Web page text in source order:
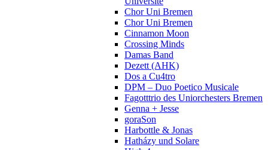
Chor Uni Bremen
Chor Uni Bremen
Cinnamon Moon
Crossing Minds
Damas Band
Dezett (AHK)
Dos a Cu4tro
DPM – Duo Poetico Musicale
Fagotttrio des Uniorchesters Bremen
Genna + Jesse
goraSon
Harbottle & Jonas
Hatházy und Solare